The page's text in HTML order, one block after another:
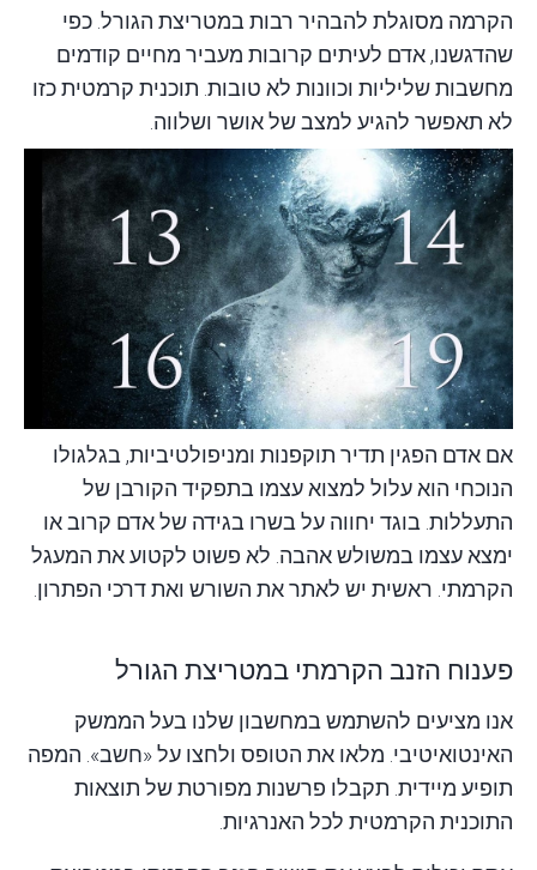
הקרמה מסוגלת להבהיר רבות במטריצת הגורל. כפי
שהדגשנו, אדם לעיתים קרובות מעביר מחיים קודמים
מחשבות שליליות וכוונות לא טובות. תוכנית קרמטית כזו
לא תאפשר להגיע למצב של אושר ושלווה.
אם אדם הפגין תדיר תוקפנות ומניפולטיביות, בגלגולו
הנוכחי הוא עלול למצוא עצמו בתפקיד הקורבן של
התעללות. בוגד יחווה על בשרו בגידה של אדם קרוב או
ימצא עצמו במשולש אהבה. לא פשוט לקטוע את המעגל
הקרמתי. ראשית יש לאתר את השורש ואת דרכי הפתרון.
פענוח הזנב הקרמתי במטריצת הגורל
אנו מציעים להשתמש במחשבון שלנו בעל הממשק
האינטואיטיבי. מלאו את הטופס ולחצו על «חשב». המפה
תופיע מיידית. תקבלו פרשנות מפורטת של תוצאות
התוכנית הקרמטית לכל האנרגיות.